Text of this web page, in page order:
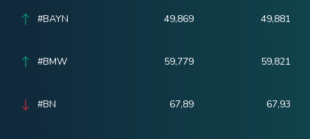
#BAYN 49,869 49,881
#BMW 59,779 59,821
#BN 67,89 67,93